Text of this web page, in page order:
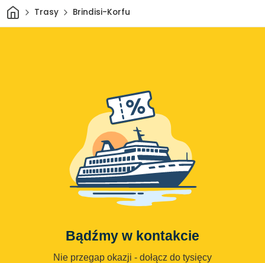
DomTrasy Brindisi-Korfu
Bądźmy w kontakcie
Nie przegap okazji - dołącz do tysięcy